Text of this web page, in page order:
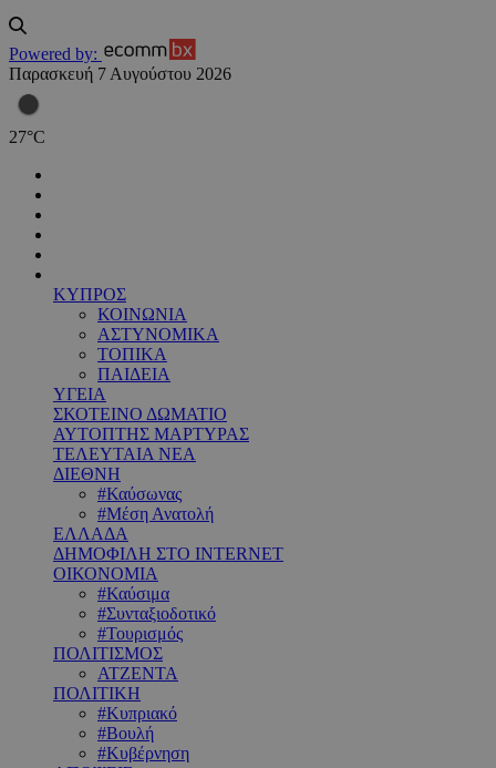
Powered by:
Παρασκευή 7 Αυγούστου 2026
27°C
ΚΥΠΡΟΣ
ΚΟΙΝΩΝΙΑ
ΑΣΤΥΝΟΜΙΚΑ
ΤΟΠΙΚΑ
ΠΑΙΔΕΙΑ
ΥΓΕΙΑ
ΣΚΟΤΕΙΝΟ ΔΩΜΑΤΙΟ
ΑΥΤΟΠΤΗΣ ΜΑΡΤΥΡΑΣ
ΤΕΛΕΥΤΑΙΑ ΝΕΑ
ΔΙΕΘΝΗ
#Καύσωνας
#Μέση Ανατολή
ΕΛΛΑΔΑ
ΔΗΜΟΦΙΛΗ ΣΤΟ INTERNET
ΟΙΚΟΝΟΜΙΑ
#Καύσιμα
#Συνταξιοδοτικό
#Τουρισμός
ΠΟΛΙΤΙΣΜΟΣ
ΑΤΖΕΝΤΑ
ΠΟΛΙΤΙΚΗ
#Κυπριακό
#Βουλή
#Κυβέρνηση